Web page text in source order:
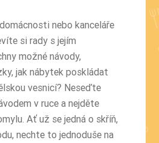
nebo kanceláře
si rady s jejím
možné návody,
jak nábytek poskládat
vesnicí? Neseďte
v ruce a nejděte
Ať už se jedná o skříň,
nechte to jednoduše na